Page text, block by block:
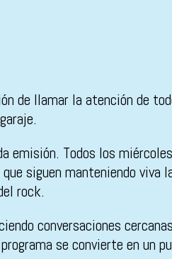
de llamar la atención de
emisión. Todos los
siguen manteniendo viva
rock.
conversaciones
se convierte en un